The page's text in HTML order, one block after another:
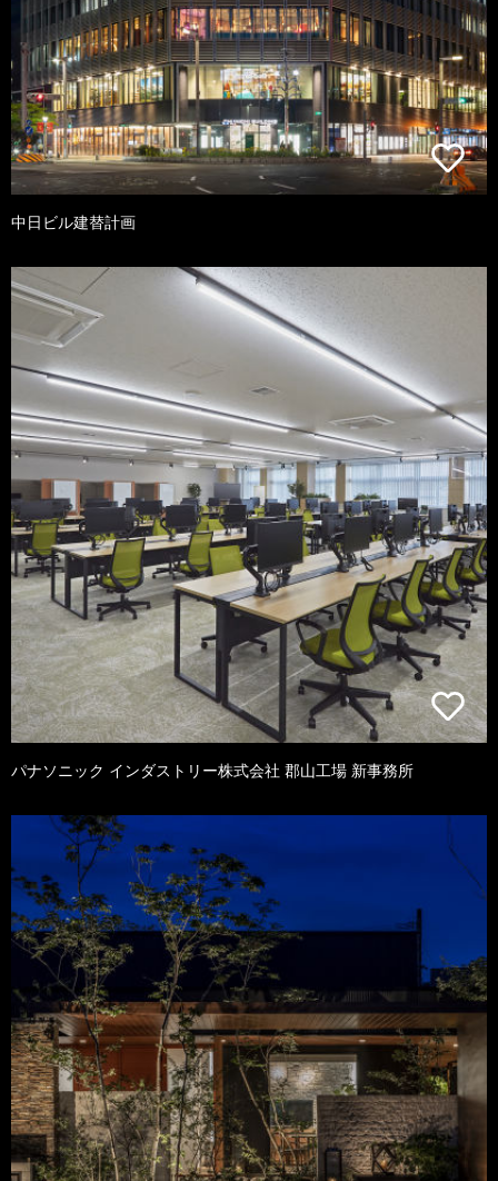
中日ビル建替計画
パナソニック インダストリー株式会社 郡山工場 新事務所